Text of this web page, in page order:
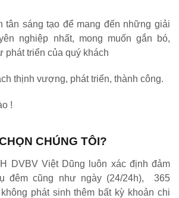
tân sáng tạo để mang đến những giải
nghiệp nhất, mong muốn gắn bó,
phát triển của quý khách
thịnh vượng, phát triển, thành công.
!
CHÚNG TÔI?
DVBV Việt Dũng luôn xác định đảm
đêm cũng như ngày (24/24h), 365
phát sinh thêm bất kỳ khoản chi